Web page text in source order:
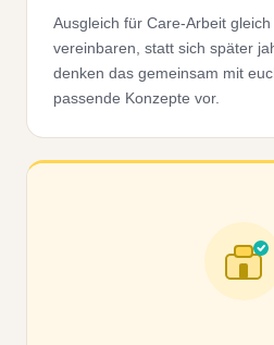
Ausgleich für Care-Arbeit
vereinbaren, statt sich später
denken das gemeinsam mit
passende Konzepte vor.